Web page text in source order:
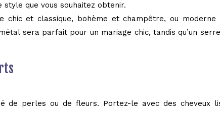
que vous souhaitez obtenir.
chic et classique, bohème et champêtre, ou
sera parfait pour un mariage chic, tandis qu’un
perles ou de fleurs. Portez-le avec des cheveux